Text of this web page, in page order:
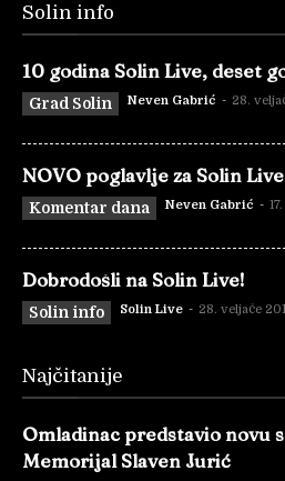
Solin info
10 godina Solin Live, deset
Grad Solin Neven Gabrić - 28.
NOVO poglavlje za Solin Live
Komentar dana Neven Gabrić -
Dobrodošli na Solin Live!
Solin info Solin Live - 28. veljače
Najčitanije
Omladinac predstavio novu
Memorijal Slaven Jurić